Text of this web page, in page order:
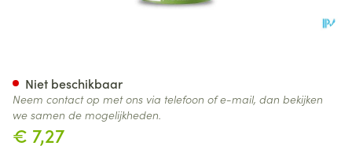
€ 7,27
Niet beschikbaar
Neem contact op met ons via telefoon of e-mail, dan bekijken
we samen de mogelijkheden.